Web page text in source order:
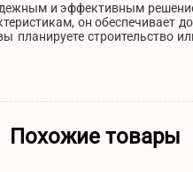
и эффективным
он обеспечивает
строительство
Похожие товары